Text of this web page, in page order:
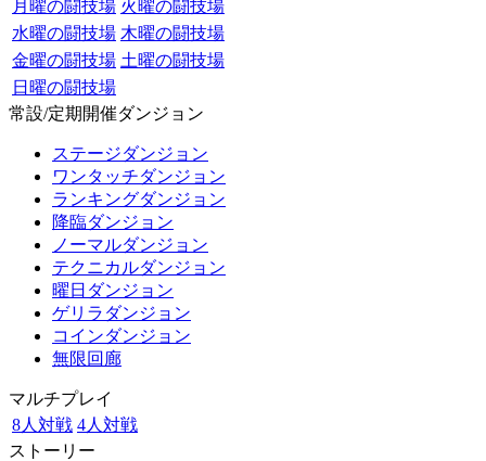
月曜の闘技場 火曜の闘技場
水曜の闘技場 木曜の闘技場
金曜の闘技場 土曜の闘技場
日曜の闘技場
常設/定期開催ダンジョン
ステージダンジョン
ワンタッチダンジョン
ランキングダンジョン
降臨ダンジョン
ノーマルダンジョン
テクニカルダンジョン
曜日ダンジョン
ゲリラダンジョン
コインダンジョン
無限回廊
マルチプレイ
8人対戦 4人対戦
ストーリー